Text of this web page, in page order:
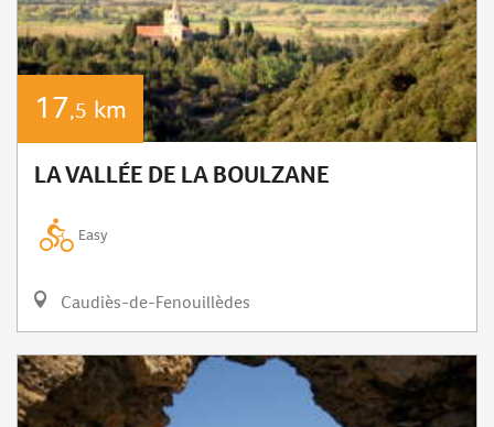
17,5 km
LA VALLÉE DE LA BOULZANE
Easy
Caudiès-de-Fenouillèdes